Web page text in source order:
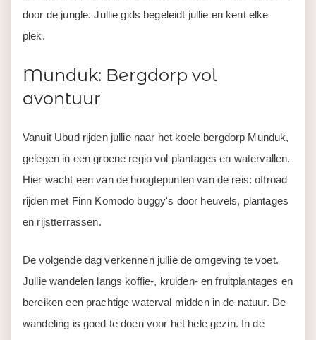
door de jungle. Jullie gids begeleidt jullie en kent elke
plek.
Munduk: Bergdorp vol
avontuur
Vanuit Ubud rijden jullie naar het koele bergdorp Munduk,
gelegen in een groene regio vol plantages en watervallen.
Hier wacht een van de hoogtepunten van de reis: offroad
rijden met Finn Komodo buggy's door heuvels, plantages
en rijstterrassen.
De volgende dag verkennen jullie de omgeving te voet.
Jullie wandelen langs koffie-, kruiden- en fruitplantages en
bereiken een prachtige waterval midden in de natuur. De
wandeling is goed te doen voor het hele gezin. In de